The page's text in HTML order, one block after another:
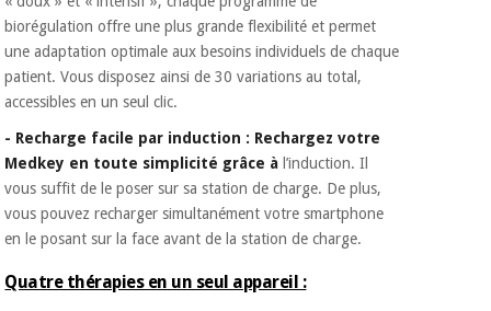
biorégulation offre une plus grande flexibilité et permet
une adaptation optimale aux besoins individuels de chaque
patient. Vous disposez ainsi de 30 variations au total,
accessibles en un seul clic.
- Recharge facile par induction : Rechargez votre
Medkey en toute simplicité grâce à l’induction. Il
vous suffit de le poser sur sa station de charge. De plus,
vous pouvez recharger simultanément votre smartphone
en le posant sur la face avant de la station de charge.
Quatre thérapies en un seul appareil :